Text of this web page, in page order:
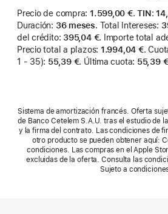
Precio de compra: 1.599,00 €.TIN:
Duración: 36 meses. Total Intereses:
del crédito: 395,04 €. Importe total
Precio total a plazos: 1.994,04 €.
1 - 35): 55,39 €. Última cuota: 55,39 €
Sistema de amortización francés. Oferta
de Banco Cetelem S.A.U. tras el estudio de
y la firma del contrato. Las condiciones de
otro producto se pueden obtener aquí:
condiciones. Las compras en el Apple
excluidas de la oferta. Consulta las
Sujeto a